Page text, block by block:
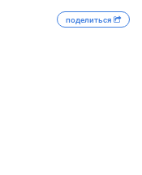
поделиться